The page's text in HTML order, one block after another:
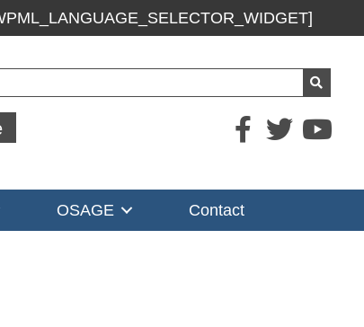
OSAGE Contact